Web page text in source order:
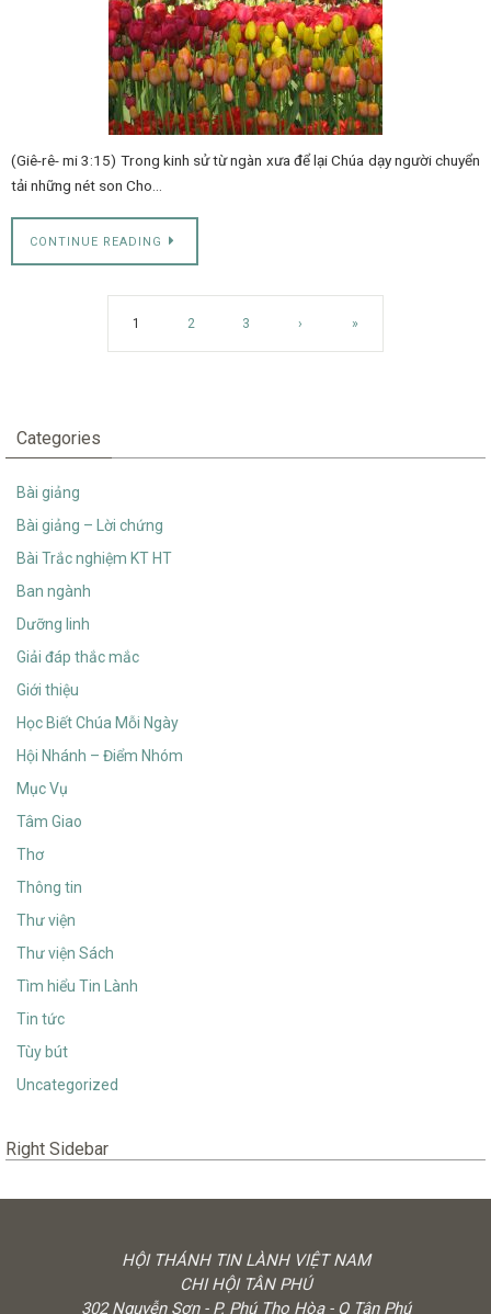
(Giê-rê- mi 3:15) Trong kinh sử từ ngàn xưa để lại Chúa dạy người chuyển
tải những nét son Cho…
CONTINUE READING
1 2 3 › »
Categories
Bài giảng
Bài giảng – Lời chứng
Bài Trắc nghiệm KT HT
Ban ngành
Dưỡng linh
Giải đáp thắc mắc
Giới thiệu
Học Biết Chúa Mỗi Ngày
Hội Nhánh – Điểm Nhóm
Mục Vụ
Tâm Giao
Thơ
Thông tin
Thư viện
Thư viện Sách
Tìm hiểu Tin Lành
Tin tức
Tùy bút
Uncategorized
Right Sidebar
HỘI THÁNH TIN LÀNH VIỆT NAM
CHI HỘI TÂN PHÚ
302 Nguyễn Sơn - P. Phú Thọ Hòa - Q Tân Phú